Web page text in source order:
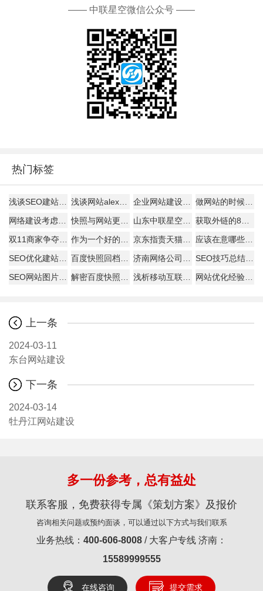
—— 中联星空微信公众号 ——
热门标签
上一条
2024-03-11
东台网站建设
下一条
2024-03-14
牡丹江网站建设
多一份参考，总有益处
联系客服，免费获得专属《策划方案》及报价
咨询相关问题或预约面谈，可以通过以下方式与我们联系
业务热线： 400-606-8008 / 大客户专线 济南：
15589999555
在线咨询 提交需求